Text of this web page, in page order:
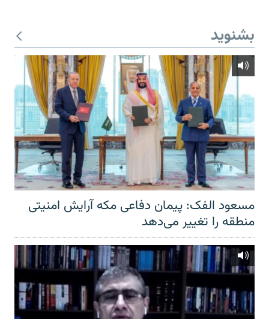
بشنوید
مسعود الفک: پیمان دفاعی مکه آرایش امنیتی
منطقه را تغییر می‌دهد